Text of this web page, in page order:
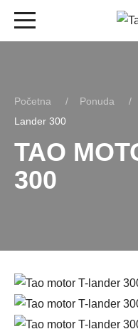
Početna Ponuda
Lander 300
TAO
300